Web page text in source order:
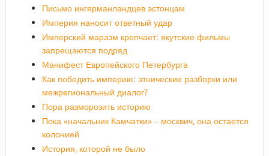
Письмо ингерманландцев эстонцам
Империя наносит ответный удар
Имперский маразм крепчает: якутские фильмы
запрещаются подряд
Манифест Европейского Петербурга
Как победить империю: этнические разборки или
межрегиональный диалог?
Пора разморозить историю
Пока «начальник Камчатки» – москвич, она остается
колонией
История, которой не было